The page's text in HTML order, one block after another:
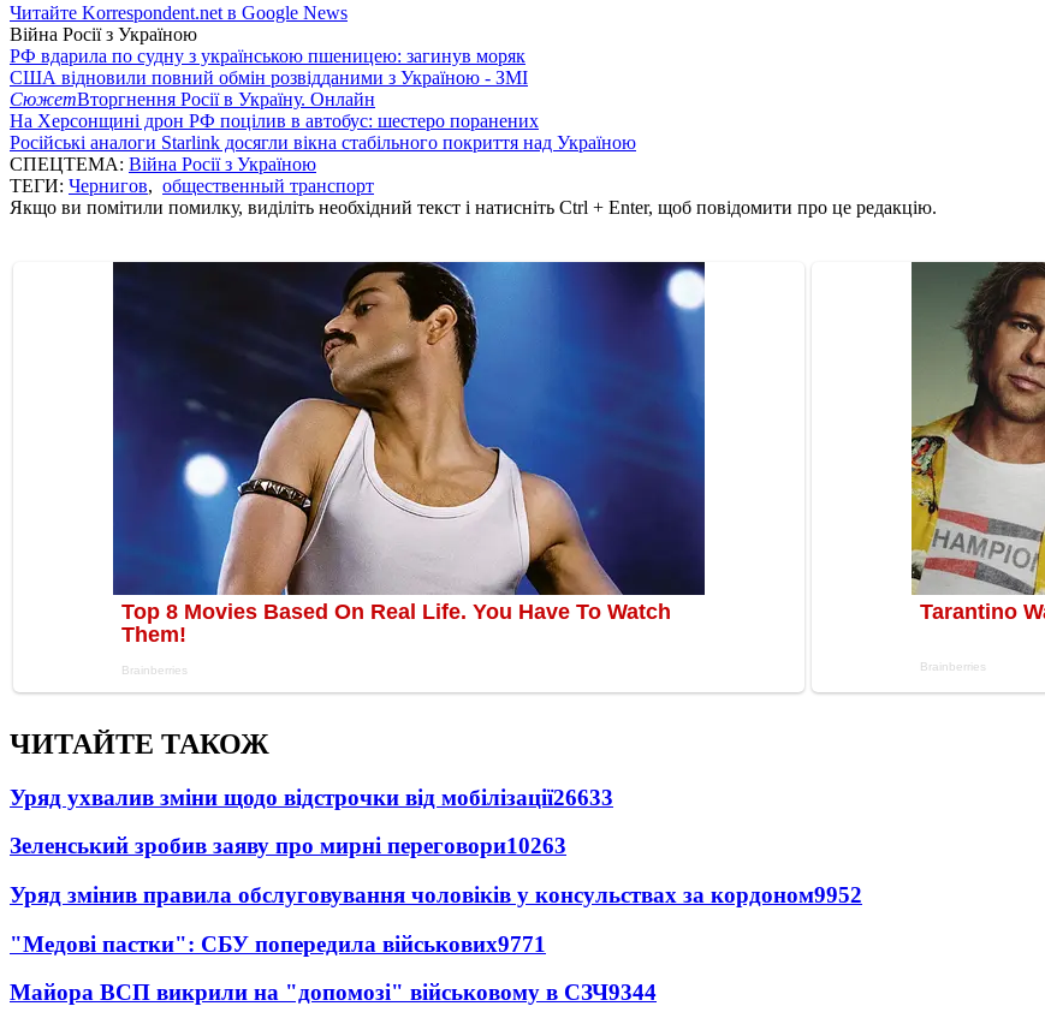
Читайте Korrespondent.net в Google News
Війна Росії з Україною
РФ вдарила по судну з українською пшеницею: загинув моряк
США відновили повний обмін розвідданими з Україною - ЗМІ
СюжетВторгнення Росії в Україну. Онлайн
На Херсонщині дрон РФ поцілив в автобус: шестеро поранених
Російські аналоги Starlink досягли вікна стабільного покриття над Україною
СПЕЦТЕМА: Війна Росії з Україною
ТЕГИ: Чернигов, общественный транспорт
Якщо ви помітили помилку, виділіть необхідний текст і натисніть Ctrl + Enter, щоб повідомити про це редакцію.
ЧИТАЙТЕ ТАКОЖ
Уряд ухвалив зміни щодо відстрочки від мобілізації26633
Зеленський зробив заяву про мирні переговори10263
Уряд змінив правила обслуговування чоловіків у консульствах за кордоном9952
"Медові пастки": СБУ попередила військових9771
Майора ВСП викрили на "допомозі" військовому в СЗЧ9344